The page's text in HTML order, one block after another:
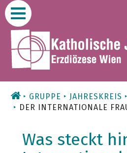
Zum
Inhalt
GRUPPE JAHRESKREIS
DER INTERNATIONALE
Was steckt